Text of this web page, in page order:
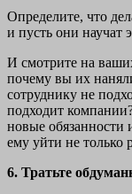
Определите, что
и пусть они научат
И смотрите на
почему вы их
сотруднику не
подходит
новые обязанности
ему уйти не только
6. Тратьте